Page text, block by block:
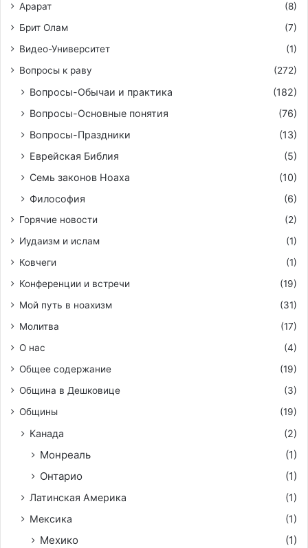
Арарат
(8)
Брит Олам
(7)
Видео-Университет
(1)
Вопросы к раву
(272)
Вопросы-Обычаи и практика
(182)
Вопросы-Основные понятия
(76)
Вопросы-Праздники
(13)
Еврейская Библия
(5)
Семь законов Ноаха
(10)
Философия
(6)
Горячие новости
(2)
Иудаизм и ислам
(1)
Ковчеги
(1)
Конференции и встречи
(19)
Мой путь в ноахизм
(31)
Молитва
(17)
О нас
(4)
Общее содержание
(19)
Община в Дешковице
(3)
Общины
(19)
Канада (2)
Монреаль
(1)
Онтарио
(1)
Латинская Америка
(1)
Мексика
(1)
Мехико (1)